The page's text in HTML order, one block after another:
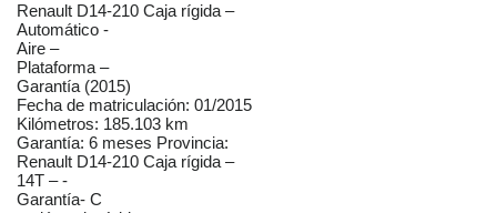
Renault D14-210 Caja rígida –
Automático -
Aire –
Plataforma –
Garantía (2015)
Fecha de matriculación: 01/2015
Kilómetros: 185.103 km
Garantía: 6 meses Provincia:
Renault D14-210 Caja rígida –
14T – -
Garantía- C